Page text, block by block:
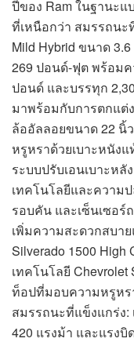
ปีของ Ram ในฐานะ
ที่เหนือกว่า สมรรถนะ
Mild Hybrid ขนาด
269 ปอนด์-ฟุต พร้อมค
ปอนด์ และบรรทุก
มาพร้อมกับการตกแต่
ล้ออัลลอยขนาด 22 นิ้
หรูหราด้วยเบาะหนัง
ระบบปรับเอนเบาะห
เทคโนโลยีและความ
รอบคัน และเซ็นเซอร์
เพิ่มความสะดวกสบา
Silverado 1500
เทคโนโลยี Chevrolet
ท็อปที่มอบความหรูหร
สมรรถนะที่แข็งแกร่ง:
420 แรงม้า และแรง